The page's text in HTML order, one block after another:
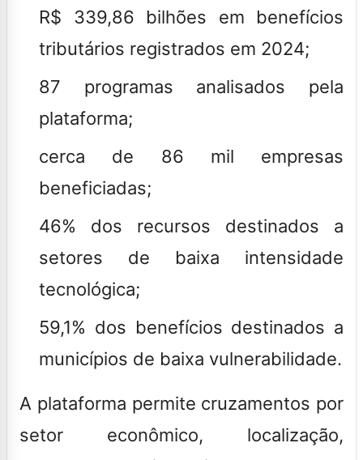
R$ 339,86 bilhões em benefícios
tributários registrados em 2024;
87 programas analisados pela
plataforma;
cerca de 86 mil empresas
beneficiadas;
46% dos recursos destinados a
setores de baixa intensidade
tecnológica;
59,1% dos benefícios destinados a
municípios de baixa vulnerabilidade.
A plataforma permite cruzamentos por
setor econômico, localização,